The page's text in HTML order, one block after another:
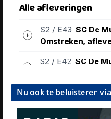
Nu ook te beluisteren via